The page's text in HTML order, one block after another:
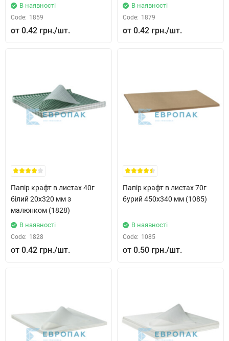
В наявності
Code: 1859
0.42 грн.
В наявності
Code: 1879
0.42 грн.
Папір крафт в листах 40г
білий 20x320 мм з
малюнком (1828)
В наявності
Code: 1828
0.42 грн.
Папір крафт в листах 70г
бурий 450x340 мм (1085)
В наявності
Code: 1085
0.50 грн.